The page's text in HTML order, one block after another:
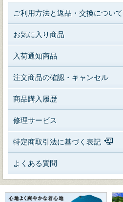
ご利用方法と返品・交換について
お気に入り商品
入荷通知商品
注文商品の確認・キャンセル
商品購入履歴
修理サービス
特定商取引法に基づく表記
よくある質問